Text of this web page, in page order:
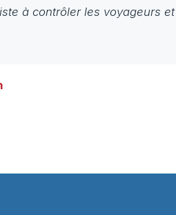
à contrôler les voyageurs et